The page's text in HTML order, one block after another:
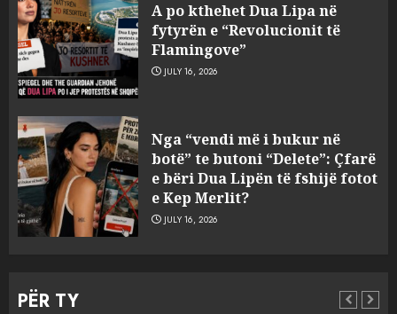
A po kthehet Dua Lipa në
fytyrën e “Revolucionit të
Flamingove”
JULY 16, 2026
Nga “vendi më i bukur në
botë” te butoni “Delete”: Çfarë
e bëri Dua Lipën të fshijë fotot
e Kep Merlit?
JULY 16, 2026
PËR TY
3
shkrihen, nisin aksionin
kundër propozimit të
mazhorancës
AUGUST 6, 2026
41.5 milionë euro energji për